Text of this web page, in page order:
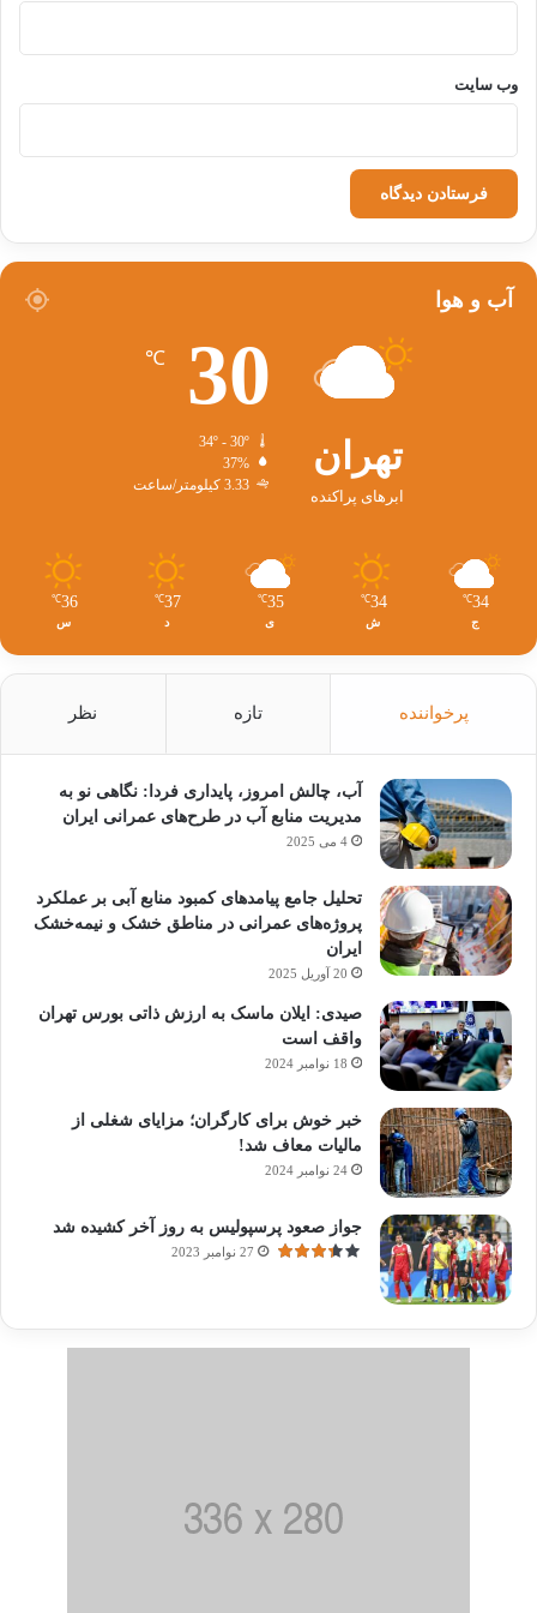
برلین می‌گوید: «کوکا کولا در همه جای جهان طبق
فرمول یکسانی درست می‌شود. حتی آبی که برای
تهیه آن استفاده می‌شود آب معمولی همان منطقه
است که تنها بنا بر استاندارهای کمپانی یکبار دیگر
به طور ویژه آماده می‌شود.»
وب‌ سایت
آب و هوا
تهران
ابرهای پراکنده
30
℃
37%
3.33 کیلومتر/ساعت
34
℃
ج
34
℃
ش
35
℃
ی
37
℃
د
36
℃
س
پرخواننده تازه نظر
آب، چالش امروز، پایداری فردا: نگاهی نو به
مدیریت منابع آب در طرح‌های عمرانی ایران
4 می 2025
تحلیل جامع پیامدهای کمبود منابع آبی بر عملکرد
پروژه‌های عمرانی در مناطق خشک و نیمه‌خشک
ایران
20 آوریل 2025
صیدی: ایلان ماسک به ارزش ذاتی بورس تهران
واقف است
18 نوامبر 2024
خبر خوش برای کارگران؛ مزایای شغلی از
مالیات معاف شد!
24 نوامبر 2024
جواز صعود پرسپولیس به روز آخر کشیده شد
27 نوامبر 2023